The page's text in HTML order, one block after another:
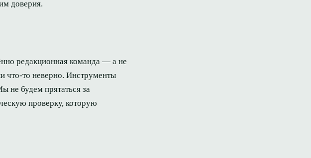
доверия.
редакционная команда — а не
что-то неверно. Инструменты
не будем прятаться за
проверку, которую